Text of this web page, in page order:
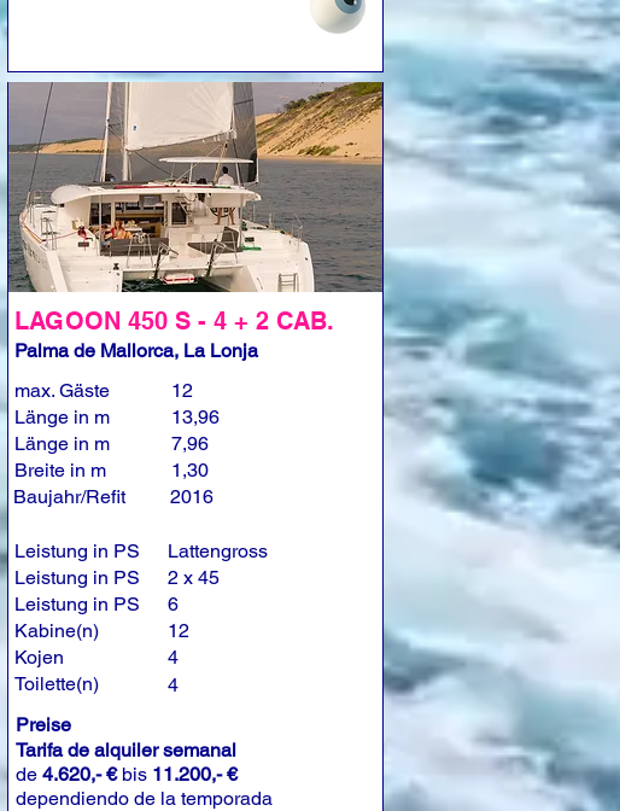
LAGOON 450 S - 4 + 2 CAB.
Palma de Mallorca, La Lonja
max. Gäste
Länge in m
Länge in m
Breite in m
Baujahr/Refit
Leistung in PS
Leistung in PS
Leistung in PS
Kabine(n)
Kojen
Toilette(n)
12
13,96
7,96
1,30
2016
Lattengross
2 x 45
6
12
4
4
Preise
Tarifa de alquiler semanal
de 4.620,- €bis 11.200,- €
dependiendo de la temporada